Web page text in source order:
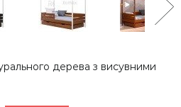
дерева з висувними